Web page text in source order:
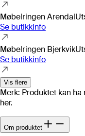
Møbelringen Arendal
Se butikkinfo
Møbelringen Bjerkvik
Se butikkinfo
Vis flere
Merk: Produktet kan
her.
Om produktet